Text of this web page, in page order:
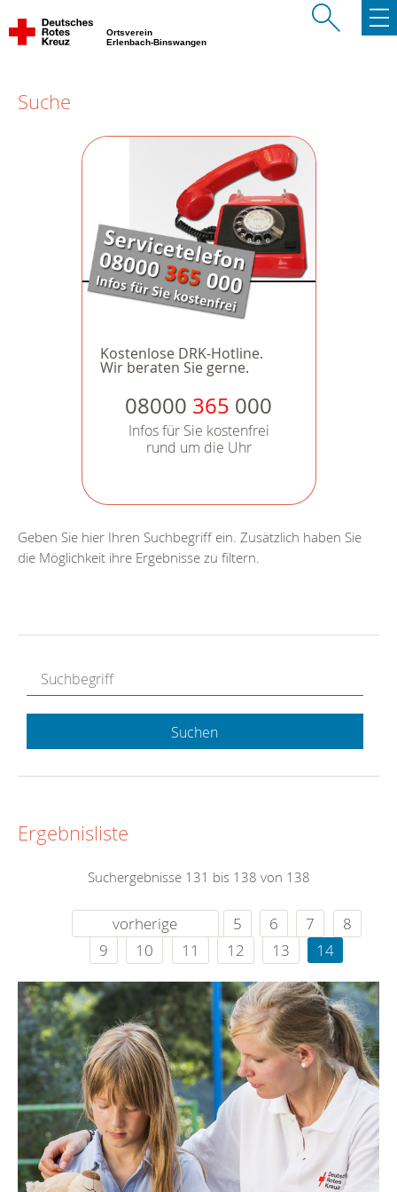
Ortsverein
Erlenbach-Binswangen
Suche
Kostenlose DRK-Hotline.
Wir beraten Sie gerne.
08000 365 000
Infos für Sie kostenfrei
rund um die Uhr
Geben Sie hier Ihren Suchbegriff ein. Zusätzlich haben Sie
die Möglichkeit ihre Ergebnisse zu filtern.
Suchen
Ergebnisliste
Suchergebnisse 131 bis 138 von 138
vorherige 5 6 7
8
9
10 11 12 13 14